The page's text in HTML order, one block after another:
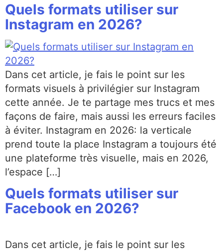
Quels formats utiliser sur
Instagram en 2026?
Dans cet article, je fais le point sur les
formats visuels à privilégier sur Instagram
cette année. Je te partage mes trucs et mes
façons de faire, mais aussi les erreurs faciles
à éviter. Instagram en 2026: la verticale
prend toute la place Instagram a toujours été
une plateforme très visuelle, mais en 2026,
l’espace […]
Quels formats utiliser sur
Facebook en 2026?
Dans cet article, je fais le point sur les